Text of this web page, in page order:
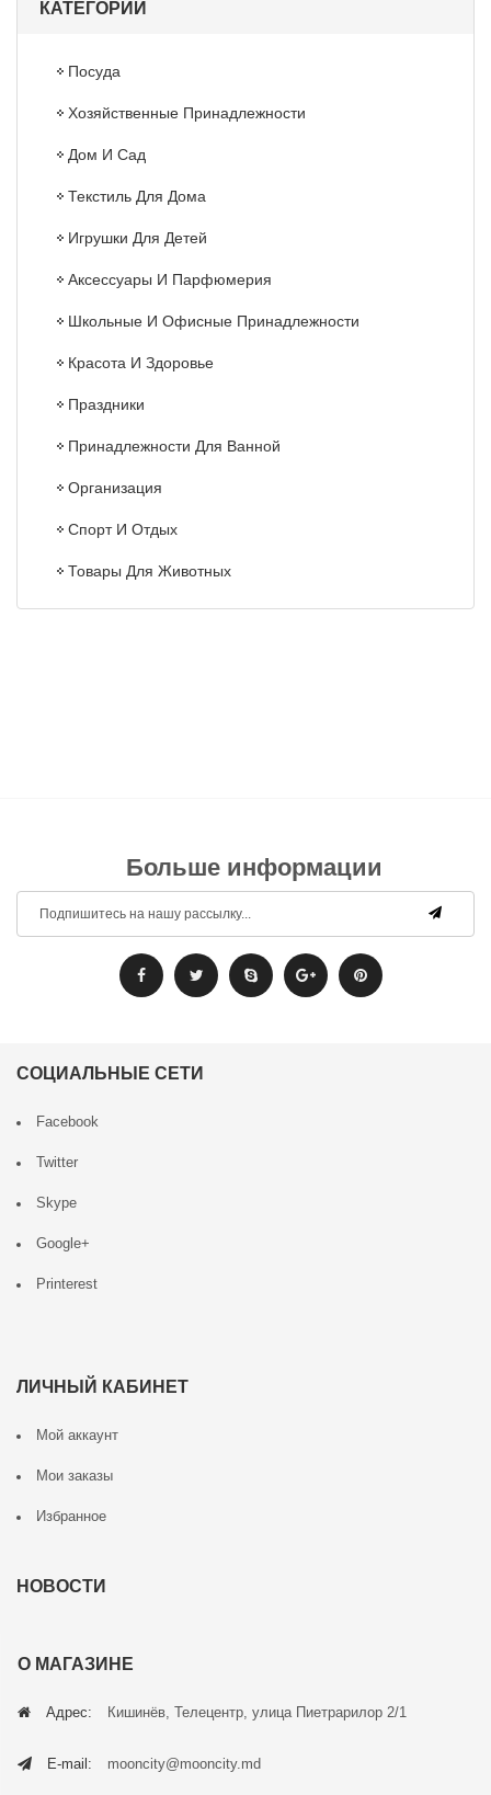
КАТЕГОРИИ
Посуда
Хозяйственные Принадлежности
Дом И Сад
Текстиль Для Дома
Игрушки Для Детей
Аксессуары И Парфюмерия
Школьные И Офисные Принадлежности
Красота И Здоровье
Праздники
Принадлежности Для Ванной
Организация
Спорт И Отдых
Товары Для Животных
Больше информации
СОЦИАЛЬНЫЕ СЕТИ
Facebook
Twitter
Skype
Google+
Printerest
ЛИЧНЫЙ КАБИНЕТ
Мой аккаунт
Мои заказы
Избранное
НОВОСТИ
О МАГАЗИНЕ
Адрес: Кишинёв, Телецентр, улица Пиетрарилор 2/1
E-mail: mooncity@mooncity.md